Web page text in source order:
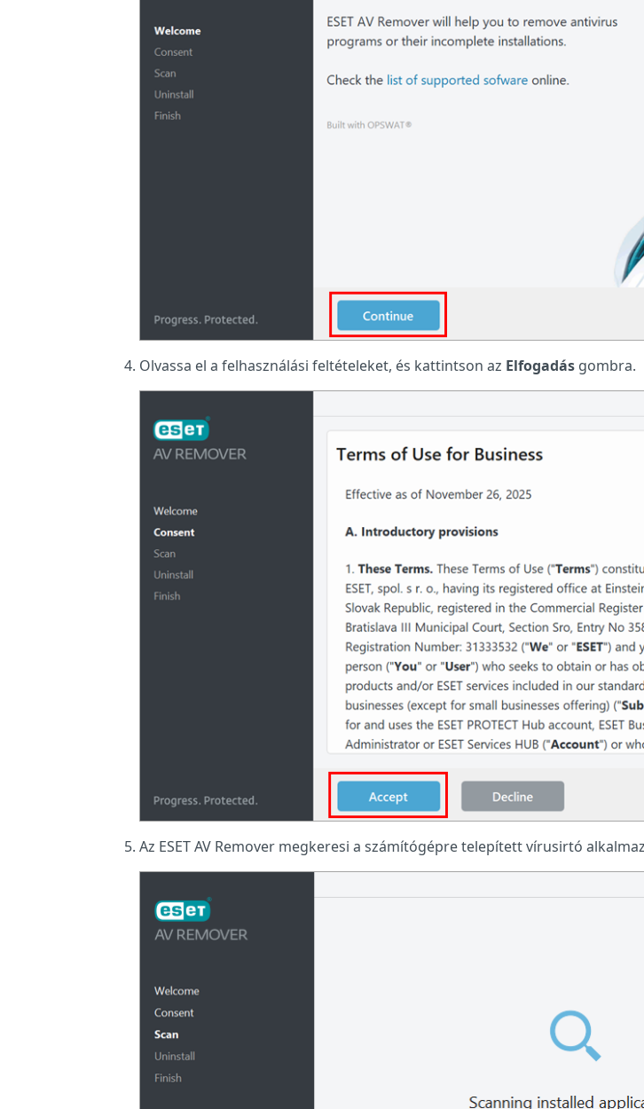
Olvassa el a felhasználási feltételeket, és kattintson az Elfogadás gombra.
Az ESET AV Remover megkeresi a számítógépre telepített vírusirtó